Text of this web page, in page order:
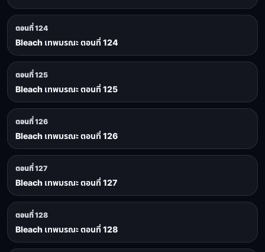
ตอนที่ 124
Bleach เทพมรณะ ตอนที่ 124
ตอนที่ 125
Bleach เทพมรณะ ตอนที่ 125
ตอนที่ 126
Bleach เทพมรณะ ตอนที่ 126
ตอนที่ 127
Bleach เทพมรณะ ตอนที่ 127
ตอนที่ 128
Bleach เทพมรณะ ตอนที่ 128